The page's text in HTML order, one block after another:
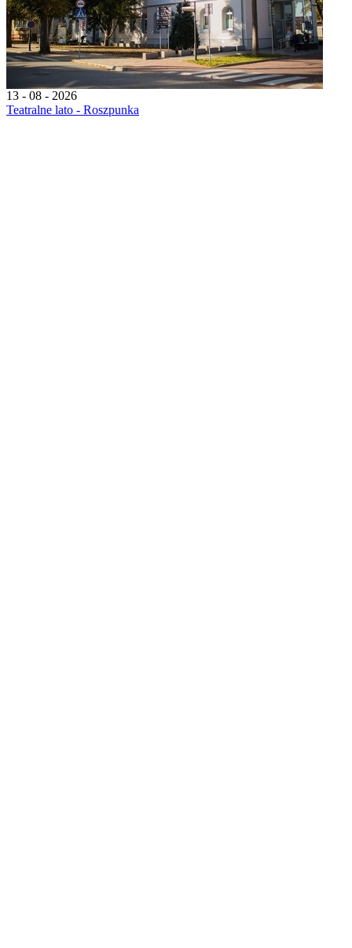
13 - 08 - 2026
Teatralne lato - Roszpunka